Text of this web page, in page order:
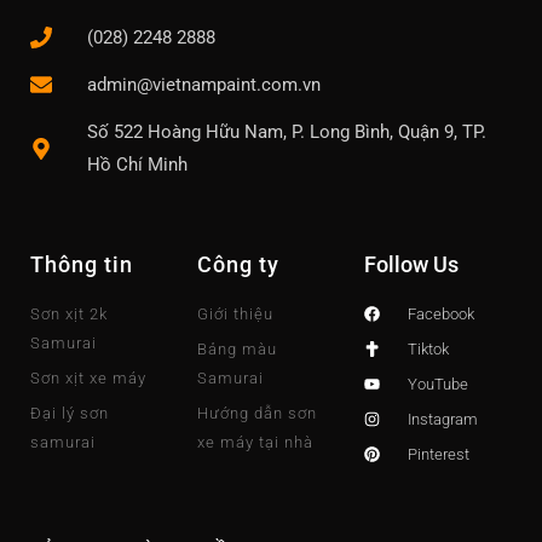
(028) 2248 2888
admin@vietnampaint.com.vn
Số 522 Hoàng Hữu Nam, P. Long Bình, Quận 9, TP.
Hồ Chí Minh
Thông tin
Sơn xịt 2k
Samurai
Sơn xịt xe máy
Đại lý sơn
samurai
Công ty
Giới thiệu
Bảng màu
Samurai
Hướng dẫn sơn
xe máy tại nhà
Follow Us
Facebook
Tiktok
YouTube
Instagram
Pinterest